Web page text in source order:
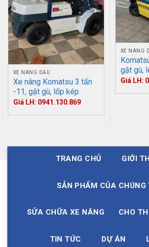
XE NÂNG DẦU
Xe nâng Komatsu 3 tấn
-11, gật gù, lốp kép
Giá LH: 0941.130.869
XE NÂNG
gật gù,
Giá LH:
TRANG CHỦ GIỚI
SẢN PHẨM CỦA CHÚNG
SỬA CHỮA XE NÂNG CHO
TIN TỨC DỰ ÁN